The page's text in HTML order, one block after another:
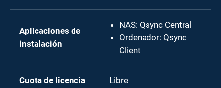
Aplicaciones de
instalación
NAS: Qsync Central
Ordenador: Qsync
Client
Cuota de licencia Libre